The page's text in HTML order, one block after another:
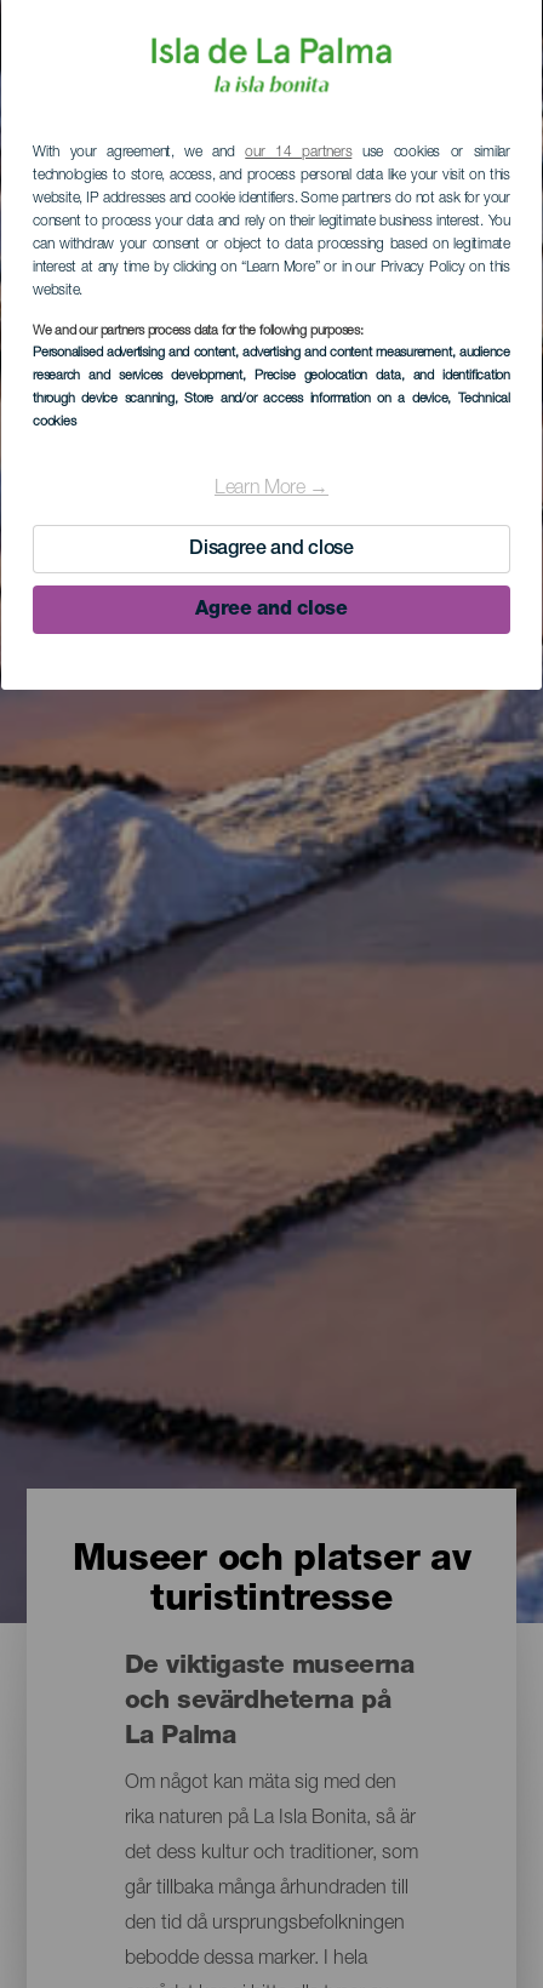
With your agreement, we andour 14 partnersuse cookies or similar
technologies to store, access, and process personal data like your visit on this
website, IP addresses and cookie identifiers. Some partners do not ask for your
consent to process your data and rely on their legitimate business interest. You
can withdraw your consent or object to data processing based on legitimate
interest at any time by clicking on “Learn More” or in our Privacy Policy on this
website.
We and our partners process data for the following purposes:
Personalised advertising and content, advertising and content measurement, audience
research and services development, Precise geolocation data, and identification
through device scanning, Store and/or access information on a device, Technical
cookies
Learn More →
Disagree and close
Agree and close
Museer och platser av
turistintresse
De viktigaste museerna
och sevärdheterna på
La Palma
Om något kan mäta sig med den
rika naturen på La Isla Bonita, så är
det dess kultur och traditioner, som
går tillbaka många århundraden till
den tid då ursprungsbefolkningen
bebodde dessa marker. I hela